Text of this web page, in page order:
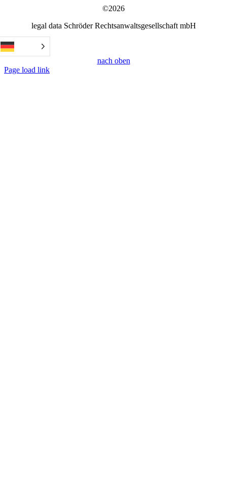
©2026
legal data Schröder Rechtsanwaltsgesellschaft mbH
nach oben
Page load link